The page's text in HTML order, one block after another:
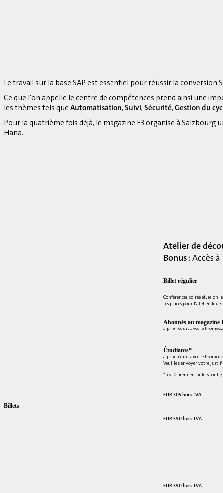
Le travail sur la base SAP est essentiel pour réussir la conversion
Ce que l'on appelle le centre de compétences prend ainsi une
les thèmes tels que Automatisation, Suivi, Sécurité, Gestion du
Pour la quatrième fois déjà, le magazine E3 organise à
Hana.
Atelier de
Bonus : Accès
Billet régulier
Conférences, soirée et,
Les places pour l'atelier de
Abonnés au magazine
à prix réduit avec le
Étudiants*
à prix réduit avec le
Veuillez envoyer votre
*Les 10 premiers billets sont
EUR 305 hors TVA.
EUR 590 hors TVA
EUR 390 hors TVA
Billets